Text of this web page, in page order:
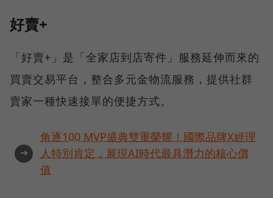
好賣+
「好賣+」是「全家店到店寄件」服務延伸而來的
買賣交易平台，整合多元金物流服務，提供社群
賣家一種快速接單的便捷方式。
➜
角逐100 MVP盛典雙重榮耀！國際品牌X經理
人特別肯定，展現AI時代最具潛力的核心價
值